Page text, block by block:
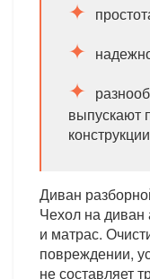
выпускают
Диван
Чехол на диван
и матрас.
повреждении,
не составляет